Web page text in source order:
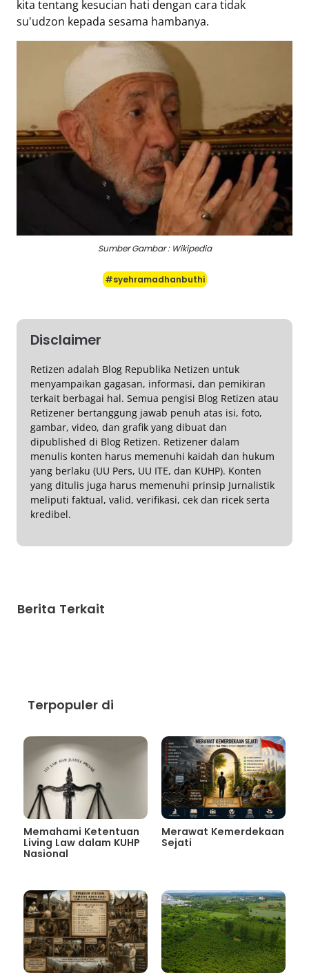
kita tentang kesucian hati dengan cara tidak
su'udzon kepada sesama hambanya.
Sumber Gambar : Wikipedia
#syehramadhanbuthi
Disclaimer
Retizen adalah Blog Republika Netizen untuk
menyampaikan gagasan, informasi, dan pemikiran
terkait berbagai hal. Semua pengisi Blog Retizen atau
Retizener bertanggung jawab penuh atas isi, foto,
gambar, video, dan grafik yang dibuat dan
dipublished di Blog Retizen. Retizener dalam
menulis konten harus memenuhi kaidah dan hukum
yang berlaku (UU Pers, UU ITE, dan KUHP). Konten
yang ditulis juga harus memenuhi prinsip Jurnalistik
meliputi faktual, valid, verifikasi, cek dan ricek serta
kredibel.
Berita Terkait
Terpopuler di
Memahami Ketentuan
Living Law dalam KUHP
Nasional
Merawat Kemerdekaan
Sejati